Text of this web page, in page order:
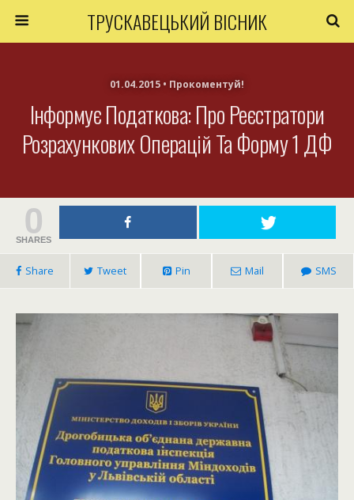
ТРУСКАВЕЦЬКИЙ ВІСНИК
01.04.2015 • Прокоментуй!
Інформує Податкова: Про Реєстратори
Розрахункових Операцій Та Форму 1 ДФ
0
SHARES
Share Tweet Pin Mail SMS